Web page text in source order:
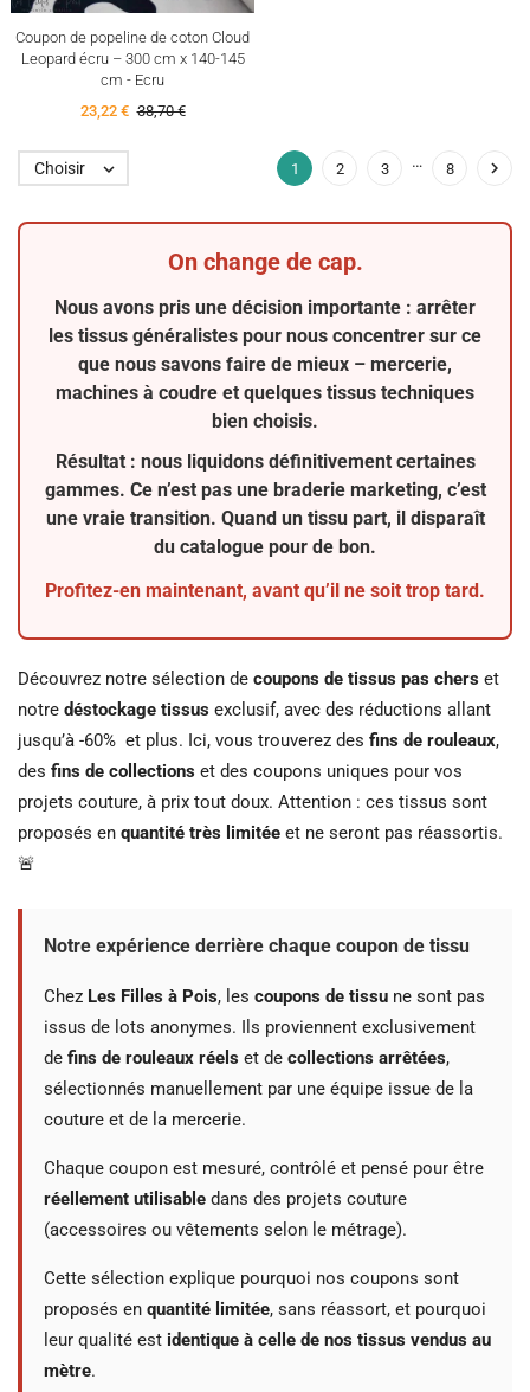
Coupon de popeline de coton Cloud
Leopard écru – 300 cm x 140-145
cm - Ecru
23,22 € 38,70 €
Choisir  1 2 3 … 8 
On change de cap.
Nous avons pris une décision importante : arrêter
les tissus généralistes pour nous concentrer sur ce
que nous savons faire de mieux – mercerie,
machines à coudre et quelques tissus techniques
bien choisis.
Résultat : nous liquidons définitivement certaines
gammes. Ce n’est pas une braderie marketing, c’est
une vraie transition. Quand un tissu part, il disparaît
du catalogue pour de bon.
Profitez-en maintenant, avant qu’il ne soit trop tard.
Découvrez notre sélection de coupons de tissus pas chers et
notre déstockage tissus exclusif, avec des réductions allant
jusqu’à -60% et plus. Ici, vous trouverez des fins de rouleaux,
des fins de collections et des coupons uniques pour vos
projets couture, à prix tout doux. Attention : ces tissus sont
proposés en quantité très limitée et ne seront pas réassortis.
🚨
Notre expérience derrière chaque coupon de tissu
Chez Les Filles à Pois, les coupons de tissu ne sont pas
issus de lots anonymes. Ils proviennent exclusivement
de fins de rouleaux réels et de collections arrêtées,
sélectionnés manuellement par une équipe issue de la
couture et de la mercerie.
Chaque coupon est mesuré, contrôlé et pensé pour être
réellement utilisable dans des projets couture
(accessoires ou vêtements selon le métrage).
Cette sélection explique pourquoi nos coupons sont
proposés en quantité limitée, sans réassort, et pourquoi
leur qualité est identique à celle de nos tissus vendus au
mètre.